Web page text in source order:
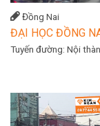
Đồng Nai
ĐẠI HỌC ĐỒNG
Tuyến đường: Nội